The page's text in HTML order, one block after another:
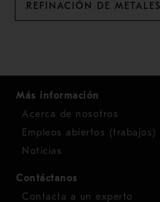
REFINACIÓN DE METALES
Más información
Acerca de nosotros
Empleos abiertos (trabajos)
Noticias
Contáctanos
Contacta a un experto